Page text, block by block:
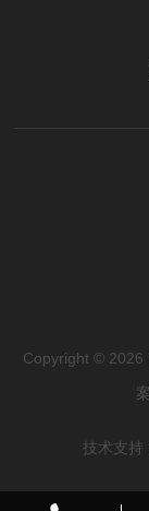
Copyright © 2026
技术支持